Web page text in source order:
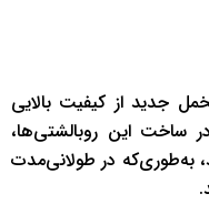
جدید از کیفیت بالایی
ساخت این روبالشتی‌ها،
به‌طوری‌که در طولانی‌مدت